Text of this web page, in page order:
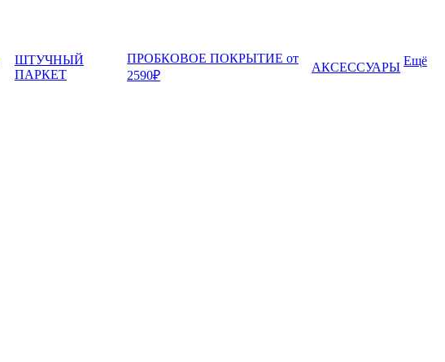
ШТУЧНЫЙ
ПАРКЕТ
ПРОБКОВОЕ ПОКРЫТИЕ от
2590₽
АКСЕССУАРЫ Ещё